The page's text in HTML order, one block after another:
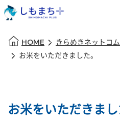
HOME きらめきネットコム
お米をいただきました。
お米をいただきまし